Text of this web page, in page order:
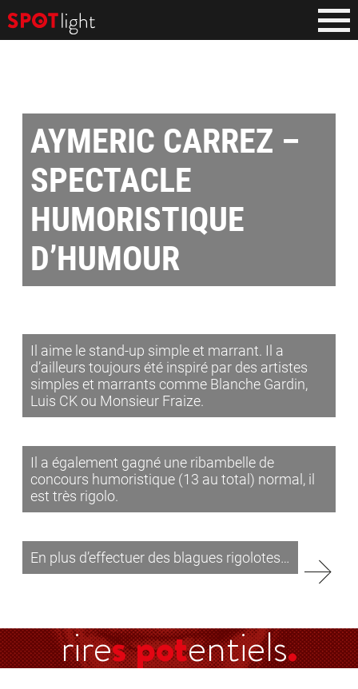
AYMERIC CARREZ –
SPECTACLE
HUMORISTIQUE
D’HUMOUR
Il aime le stand-up simple et marrant. Il a
d’ailleurs toujours été inspiré par des artistes
simples et marrants comme Blanche Gardin,
Luis CK ou Monsieur Fraize.
Il a également gagné une ribambelle de
concours humoristique (13 au total) normal, il
est très rigolo.
En plus d’effectuer des blagues rigolotes…
rires potentiels